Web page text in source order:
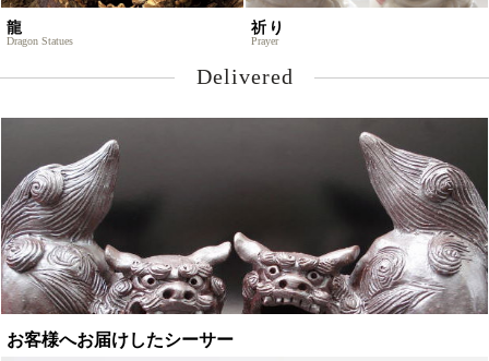
龍
Dragon Statues
祈り
Prayer
Delivered
お客様へお届けしたシーサー